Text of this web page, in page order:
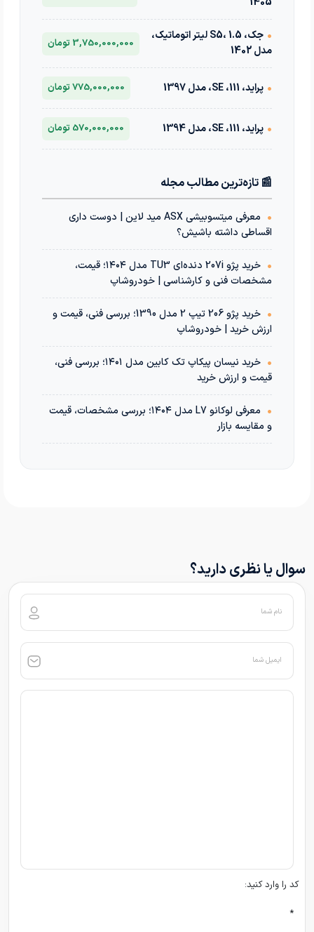
•
جک، S5، 1.5 لیتر اتوماتیک،
مدل 1402
3,750,000,000 تومان
• پراید، 111، SE، مدل 1397 775,000,000 تومان
• پراید، 111، SE، مدل 1394 570,000,000 تومان
📰 تازه‌ترین مطالب مجله
•
معرفی میتسوبیشی ASX مید لاین | دوست داری
اقساطی داشته باشیش؟
•
خرید پژو 207i دنده‌ای TU3 مدل ۱۴۰۴؛ قیمت،
مشخصات فنی و کارشناسی | خودروشاپ
•
خرید پژو 206 تیپ 2 مدل 1390؛ بررسی فنی، قیمت و
ارزش خرید | خودروشاپ
•
خرید نیسان پیکاپ تک کابین مدل ۱۴۰۱؛ بررسی فنی،
قیمت و ارزش خرید
•
معرفی لوکانو L7 مدل ۱۴۰۴؛ بررسی مشخصات، قیمت
و مقایسه بازار
سوال یا نظری دارید؟
نام شما
ایمیل شما
کد را وارد کنید:
*